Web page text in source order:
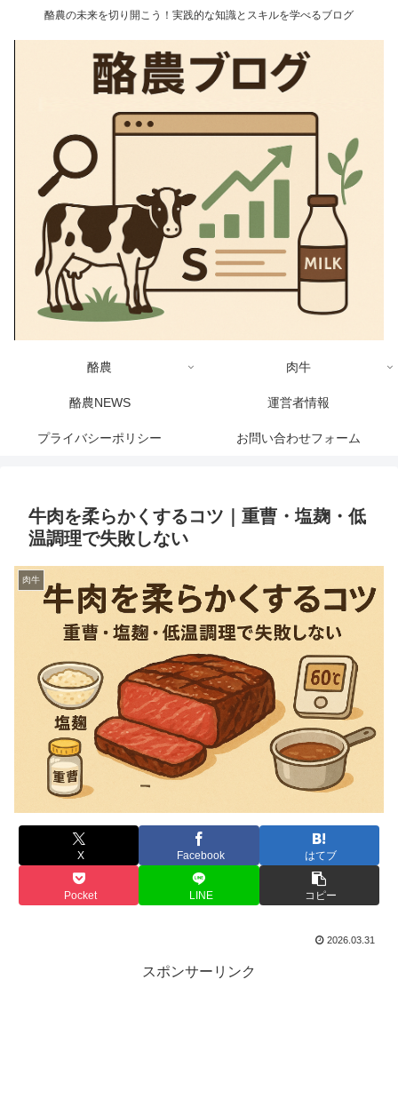
酪農の未来を切り開こう！実践的な知識とスキルを学べるブログ
酪農 肉牛
酪農NEWS 運営者情報
プライバシーポリシー お問い合わせフォーム
牛肉を柔らかくするコツ｜重曹・塩麹・低
温調理で失敗しない
肉牛
X Facebook はてブ
Pocket LINE コピー
2026.03.31
スポンサーリンク